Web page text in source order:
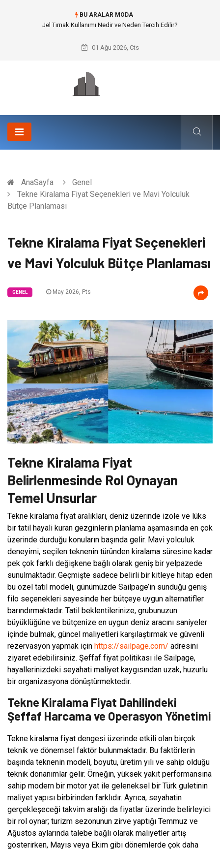
BU ARALAR MODA
Jel Tırnak Kullanımı Nedir ve Neden Tercih Edilir?
01 Ağu 2026, Cts
AnaSayfa
Genel
Tekne Kiralama Fiyat Seçenekleri ve Mavi Yolculuk
Bütçe Planlaması
Tekne Kiralama Fiyat Seçenekleri
ve Mavi Yolculuk Bütçe Planlaması
GENEL May 2026, Pts
Tekne Kiralama Fiyat
Belirlenmesinde Rol Oynayan
Temel Unsurlar
Tekne kiralama fiyat aralıkları, deniz üzerinde izole ve lüks
bir tatil hayali kuran gezginlerin planlama aşamasında en çok
üzerinde durduğu konuların başında gelir. Mavi yolculuk
deneyimi, seçilen teknenin türünden kiralama süresine kadar
pek çok farklı değişkene bağlı olarak geniş bir yelpazede
sunulmaktadır. Geçmişte sadece belirli bir kitleye hitap eden
bu özel tatil modeli, günümüzde Sailpage’in sunduğu geniş
filo seçenekleri sayesinde her bütçeye uygun alternatifler
barındırmaktadır. Tatil beklentilerinize, grubunuzun
büyüklüğüne ve bütçenize en uygun deniz aracını saniyeler
içinde bulmak, güncel maliyetleri karşılaştırmak ve güvenli
rezervasyon yapmak için https://sailpage.com/ adresini
ziyaret edebilirsiniz. Şeffaf fiyat politikası ile Sailpage,
hayallerinizdeki seyahati maliyet kaygısından uzak, huzurlu
bir organizasyona dönüştürmektedir.
Tekne Kiralama Fiyat Dahilindeki
Şeffaf Harcama ve Operasyon Yönetimi
Tekne kiralama fiyat dengesi üzerinde etkili olan birçok
teknik ve dönemsel faktör bulunmaktadır. Bu faktörlerin
başında teknenin modeli, boyutu, üretim yılı ve sahip olduğu
teknik donanımlar gelir. Örneğin, yüksek yakıt performansına
sahip modern bir motor yat ile geleneksel bir Türk guletinin
maliyet yapısı birbirinden farklıdır. Ayrıca, seyahatin
gerçekleşeceği takvim aralığı da fiyatlar üzerinde belirleyici
bir rol oynar; turizm sezonunun zirve yaptığı Temmuz ve
Ağustos aylarında talebe bağlı olarak maliyetler artış
gösterirken, Mayıs veya Ekim gibi dönemlerde çok daha